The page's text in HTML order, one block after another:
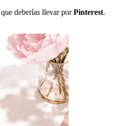
deberías llevar porPinterest.